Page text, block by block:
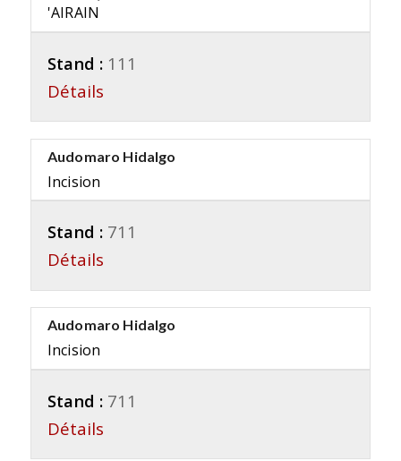
'AIRAIN
Stand : 111
Détails
Audomaro Hidalgo
Incision
Stand : 711
Détails
Audomaro Hidalgo
Incision
Stand : 711
Détails